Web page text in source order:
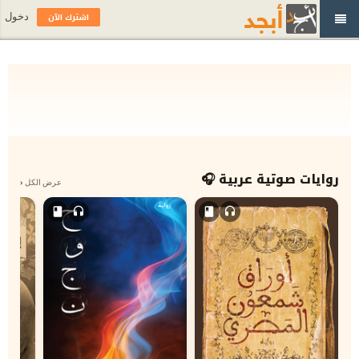
روايات صوتية عربية 🎧 عرض الكل
اشترك الآن دخول